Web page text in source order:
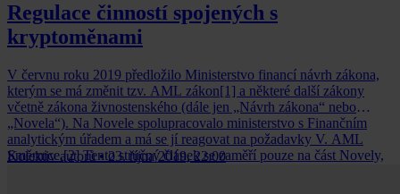
Regulace činností spojených s
kryptoměnami
V červnu roku 2019 předložilo Ministerstvo financí návrh zákona,
kterým se má změnit tzv. AML zákon[1] a některé další zákony
včetně zákona živnostenského (dále jen „Návrh zákona“ nebo
„Novela“). Na Novele spolupracovalo ministerstvo s Finančním
analytickým úřadem a má se jí reagovat na požadavky V. AML
Směrnice.[2] Tento stručný článek se zaměří pouze na část Novely,
Kolektiv autorů • 23. října 2019, 22:00